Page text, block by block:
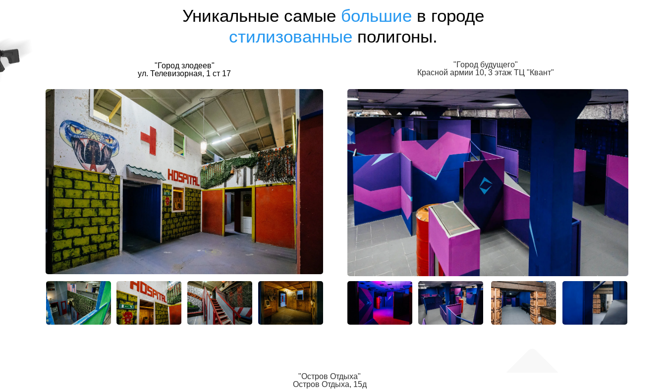
Уникальные самые большие в городе
стилизованные полигоны.
"Город злодеев"
ул. Телевизорная, 1 ст 17
"Город будущего"
Красной армии 10, 3 этаж ТЦ "Квант"
"Остров Отдыха"
Остров Отдыха, 15д